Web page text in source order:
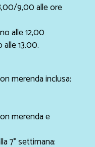
9,00 alle ore
alle 12,00
13.00.
merenda inclusa:
merenda e
7° settimana: